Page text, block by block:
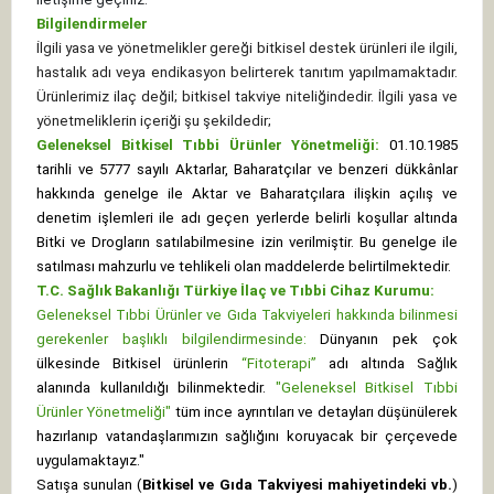
Bilgilendirmeler
İlgili yasa ve yönetmelikler gereği bitkisel destek ürünleri ile ilgili,
hastalık adı veya endikasyon belirterek tanıtım yapılmamaktadır.
Ürünlerimiz ilaç değil; bitkisel takviye niteliğindedir. İlgili yasa ve
yönetmeliklerin içeriği şu şekildedir;
Geleneksel Bitkisel Tıbbi Ürünler Yönetmeliği: 01.10.1985
tarihli ve 5777 sayılı Aktarlar, Baharatçılar ve benzeri dükkânlar
hakkında genelge ile Aktar ve Baharatçılara ilişkin açılış ve
denetim işlemleri ile adı geçen yerlerde belirli koşullar altında
Bitki ve Drogların satılabilmesine izin verilmiştir. Bu genelge ile
satılması mahzurlu ve tehlikeli olan maddelerde belirtilmektedir.
T.C. Sağlık Bakanlığı Türkiye İlaç ve Tıbbi Cihaz Kurumu:
Geleneksel Tıbbi Ürünler ve Gıda Takviyeleri hakkında bilinmesi
gerekenler başlıklı bilgilendirmesinde:
Dünyanın pek çok
ülkesinde Bitkisel ürünlerin “Fitoterapi” adı altında Sağlık
alanında kullanıldığı bilinmektedir. "Geleneksel Bitkisel Tıbbi
Ürünler Yönetmeliği" tüm ince ayrıntıları ve detayları düşünülerek
hazırlanıp vatandaşlarımızın sağlığını koruyacak bir çerçevede
uygulamaktayız."
Satışa sunulan (Bitkisel ve Gıda Takviyesi mahiyetindeki vb.)